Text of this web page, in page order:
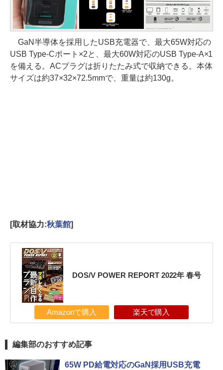
GaN半導体を採用したUSB充電器で、最大65W対応の
USB Type-Cポート×2と、最大60W対応のUSB Type-A×1
を備える。ACプラグは折りたたみ式で収納できる。本体
サイズは約37×32×72.5mmで、重量は約130g。
[取材協力:秋葉館]
DOS/V POWER REPORT 2022年 春号
Amazonで購入 楽天で購入
編集部のおすすめ記事
65W PD給電対応のGaN採用USB充電